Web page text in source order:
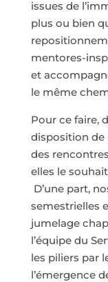
issues de
plus ou bien
mentores-
et
le même
Pour ce faire,
disposition de
des
elles le
D’une part,
semestrielles
jumelage
l’équipe du
les piliers par
l’émergence